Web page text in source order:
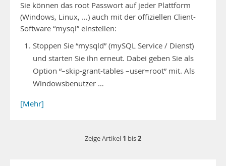
Sie können das root Passwort auf jeder Plattform
(Windows, Linux, …) auch mit der offiziellen Client-
Software “mysql” einstellen:
Stoppen Sie “mysqld” (mySQL Service / Dienst)
und starten Sie ihn erneut. Dabei geben Sie als
Option “–skip-grant-tables –user=root” mit. Als
Windowsbenutzer …
[Mehr]
Zeige Artikel 1 bis2